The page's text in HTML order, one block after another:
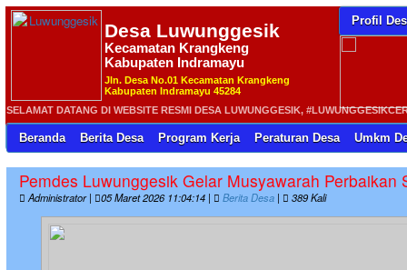
Profil
Desa Luwunggesik
Kecamatan Krangkeng
Kabupaten Indramayu
Jln. Desa No.01 Kecamatan Krangkeng
Kabupaten Indramayu 45284
SELAMAT DATANG DI WEBSITE RESMI DESA LUWUNGGESIK,
Beranda Berita Desa Program Kerja Peraturan Desa Umkm
Pemdes Luwunggesik Gelar Musyawarah Perbaikan
Administrator | 05 Maret 2026 11:04:14 | Berita Desa | 389 Kali